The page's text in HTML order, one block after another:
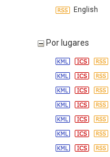
English
Por lugares